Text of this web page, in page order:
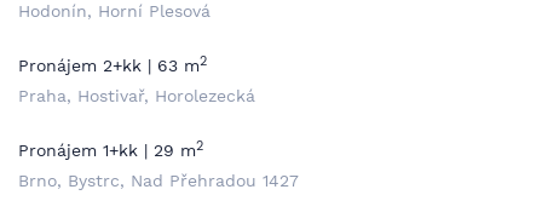
Hodonín, Horní Plesová
Pronájem 2+kk | 63 m2
Praha, Hostivař, Horolezecká
Pronájem 1+kk | 29 m2
Brno, Bystrc, Nad Přehradou 1427